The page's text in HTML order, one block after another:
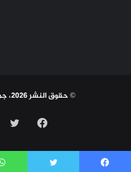
© حقوق النشر 2026، جميع الحقوق محفوظة |
فيسبوك